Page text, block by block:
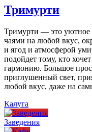
Тримурти
Тримурти — это уютное
чаями на любой вкус,
и ягод и атмосферой
подойдет тому, кто
гармонию. Большое
приглушенный свет,
любой вкус, даже на
Калуга
Заведения